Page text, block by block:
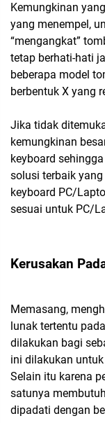
Kemungkinan
yang menempel,
“mengangkat”
tetap berhati-hati
beberapa model
berbentuk X yang
Jika tidak
kemungkinan
keyboard
solusi terbaik
keyboard PC/
sesuai untuk PC/
Kerusakan
Memasang,
lunak tertentu
dilakukan bagi
ini dilakukan
Selain itu karena
satunya
dipadati dengan